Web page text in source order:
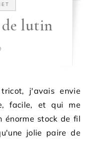
de lutin
j'avais envie
facile, et qui me
énorme stock de fil
jolie paire de